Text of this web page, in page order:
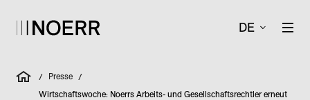
DE
/ Presse /
Wirtschaftswoche: Noerrs Arbeits- und Gesellschaftsrechtler erneut